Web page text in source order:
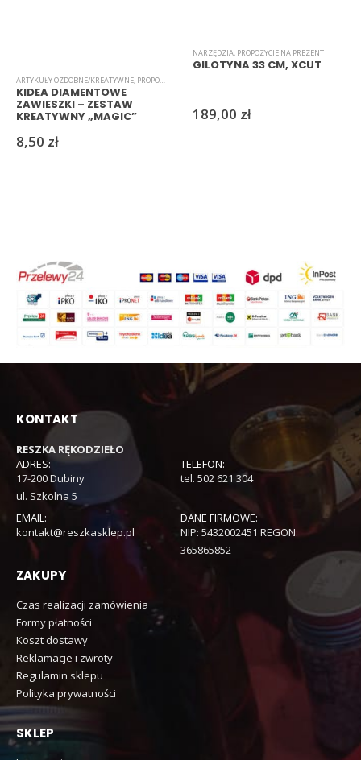
ARTYKUŁY OZDOBNE/KREATYWNE, PROPOZYCJE NA PREZENT
KIDEA DIAMENTOWE
ZAWIESZKI – ZESTAW
KREATYWNY „MAGIC”
8,50 zł
NARZĘDZIA, PROPOZYCJE NA PREZENT
GILOTYNA 33 CM, XCUT
189,00 zł
KONTAKT
RESZKA RĘKODZIEŁO
ADRES:
17-200 Dubiny
ul. Szkolna 5
TELEFON:
tel. 502 621 304
EMAIL:
kontakt@reszkasklep.pl
DANE FIRMOWE:
NIP: 5432002451 REGON:
365865852
ZAKUPY
Czas realizacji zamówienia
Formy płatności
Koszt dostawy
Reklamacje i zwroty
Regulamin sklepu
Polityka prywatności
SKLEP